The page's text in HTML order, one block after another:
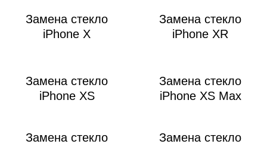
Замена стекло
iPhone X
Замена стекло
iPhone XR
Замена стекло
iPhone XS
Замена стекло
iPhone XS Max
Замена стекло
Замена стекло